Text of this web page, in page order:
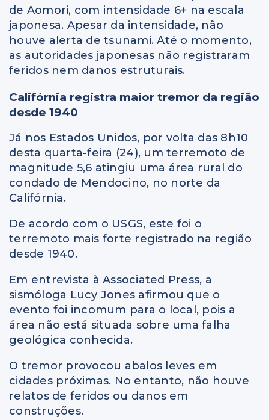
de Aomori, com intensidade 6+ na escala
japonesa. Apesar da intensidade, não
houve alerta de tsunami. Até o momento,
as autoridades japonesas não registraram
feridos nem danos estruturais.
Califórnia registra maior tremor da região
desde 1940
Já nos Estados Unidos, por volta das 8h10
desta quarta-feira (24), um terremoto de
magnitude 5,6 atingiu uma área rural do
condado de Mendocino, no norte da
Califórnia.
De acordo com o USGS, este foi o
terremoto mais forte registrado na região
desde 1940.
Em entrevista à Associated Press, a
sismóloga Lucy Jones afirmou que o
evento foi incomum para o local, pois a
área não está situada sobre uma falha
geológica conhecida.
O tremor provocou abalos leves em
cidades próximas. No entanto, não houve
relatos de feridos ou danos em
construções.